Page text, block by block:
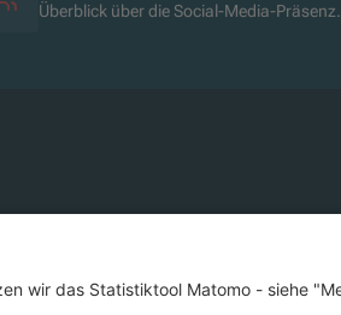
Überblick über die Social-Media-Präsenz.